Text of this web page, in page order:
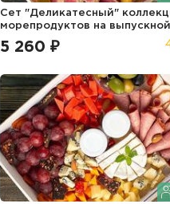
Сет "Деликатесный"
морепродуктов
на выпускной
5 260 ₽